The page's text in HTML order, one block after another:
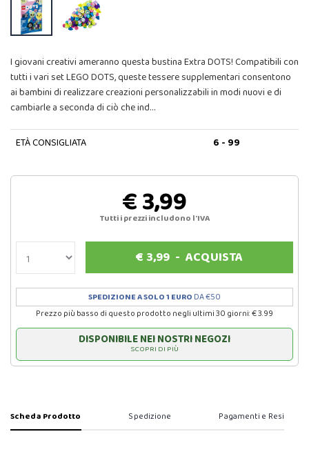
I giovani creativi ameranno questa bustina Extra DOTS! Compatibili con
tutti i vari set LEGO DOTS, queste tessere supplementari consentono
ai bambini di realizzare creazioni personalizzabili in modi nuovi e di
cambiarle a seconda di ciò che ind…
ETÀ CONSIGLIATA 6 - 99
€ 3,99
Tutti i prezzi includono l'IVA
€ 3,99 -ACQUISTA
SPEDIZIONE A SOLO 1 EURO DA €50
Prezzo più basso di questo prodotto negli ultimi 30 giorni: € 3.99
DISPONIBILE NEI NOSTRI NEGOZI
SCOPRI DI PIÙ
Scheda Prodotto Spedizione Pagamenti e Resi